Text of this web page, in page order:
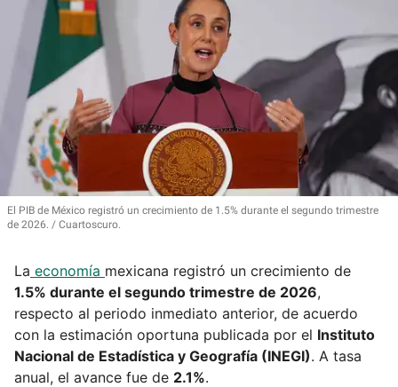
El PIB de México registró un crecimiento de 1.5% durante el segundo trimestre
de 2026.
Cuartoscuro.
La economía mexicana registró un crecimiento de
1.5% durante el segundo trimestre de 2026,
respecto al periodo inmediato anterior, de acuerdo
con la estimación oportuna publicada por el Instituto
Nacional de Estadística y Geografía (INEGI). A tasa
anual, el avance fue de 2.1%.